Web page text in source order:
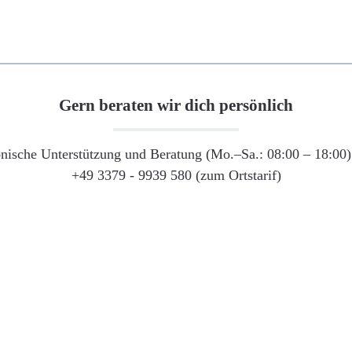
Gern beraten wir dich persönlich
Unterstützung und Beratung (Mo.–Sa.: 08:00 –
+49 3379 - 9939 580 (zum Ortstarif)